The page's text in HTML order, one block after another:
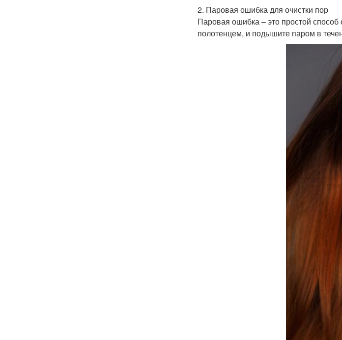
2. Паровая ошибка для очистки пор
Паровая ошибка – это простой
полотенцем, и подышите паром в